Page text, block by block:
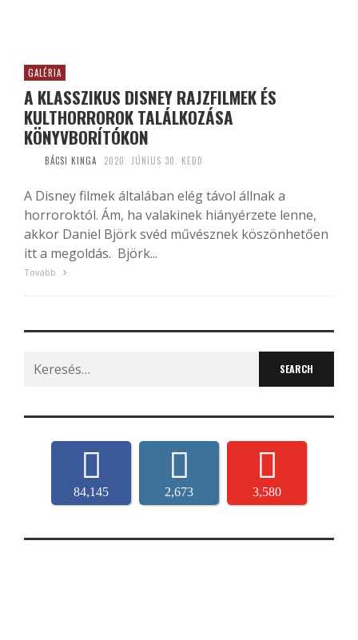
GALÉRIA
A KLASSZIKUS DISNEY RAJZFILMEK ÉS
KULTHORROROK TALÁLKOZÁSA
KÖNYVBORÍTÓKON
BÁCSI KINGA 2020. JÚNIUS 30. KEDD
A Disney filmek általában elég távol állnak a
horroroktól. Ám, ha valakinek hiányérzete lenne,
akkor Daniel Björk svéd művésznek köszönhetően
itt a megoldás. Björk...
Tovább
Search
for:
84,145 2,673 3,580